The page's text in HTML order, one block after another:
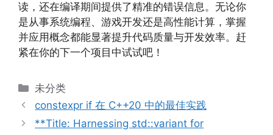
读，还在编译期间提供了精准的错误信息。无论你
是从事系统编程、游戏开发还是高性能计算，掌握
并应用概念都能显著提升代码质量与开发效率。赶
紧在你的下一个项目中试试吧！
分
类
未分类
constexpr if 在 C++20 中的最佳实践
**Title: Harnessing std::variant for